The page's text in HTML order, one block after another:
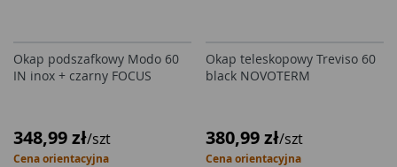
Okap podszafkowy Modo 60
IN inox + czarny FOCUS
348,99 zł/szt
Cena orientacyjna
Okap teleskopowy Treviso 60
black NOVOTERM
380,99 zł/szt
Cena orientacyjna